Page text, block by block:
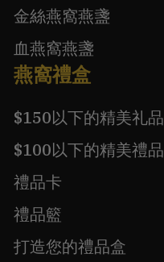
金絲燕窩燕盞
血燕窩燕盞
燕窩禮盒
$150以下的精美礼品
$100以下的精美禮品
禮品卡
禮品籃
打造您的禮品盒